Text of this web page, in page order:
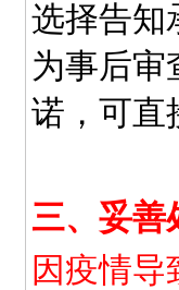
选择告知
为事后审
诺，可直
三、妥善
因疫情